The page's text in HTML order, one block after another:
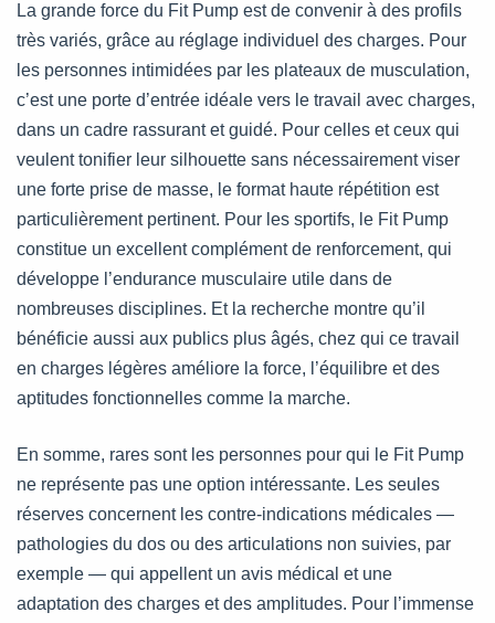
La grande force du Fit Pump est de convenir à des profils
très variés, grâce au réglage individuel des charges. Pour
les personnes intimidées par les plateaux de musculation,
c’est une porte d’entrée idéale vers le travail avec charges,
dans un cadre rassurant et guidé. Pour celles et ceux qui
veulent tonifier leur silhouette sans nécessairement viser
une forte prise de masse, le format haute répétition est
particulièrement pertinent. Pour les sportifs, le Fit Pump
constitue un excellent complément de renforcement, qui
développe l’endurance musculaire utile dans de
nombreuses disciplines. Et la recherche montre qu’il
bénéficie aussi aux publics plus âgés, chez qui ce travail
en charges légères améliore la force, l’équilibre et des
aptitudes fonctionnelles comme la marche.
En somme, rares sont les personnes pour qui le Fit Pump
ne représente pas une option intéressante. Les seules
réserves concernent les contre-indications médicales —
pathologies du dos ou des articulations non suivies, par
exemple — qui appellent un avis médical et une
adaptation des charges et des amplitudes. Pour l’immense